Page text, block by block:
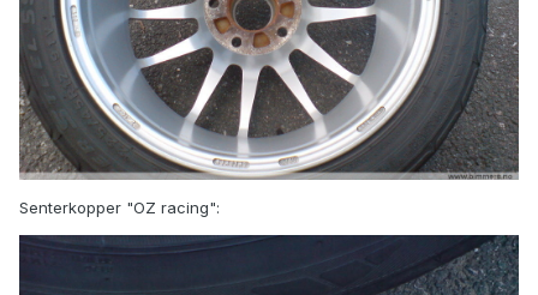
Senterkopper "OZ racing":